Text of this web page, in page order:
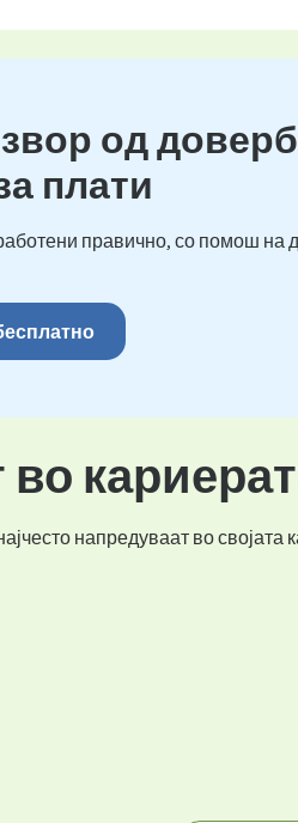
од
плати
правично, со помош на
во
напредуваат во